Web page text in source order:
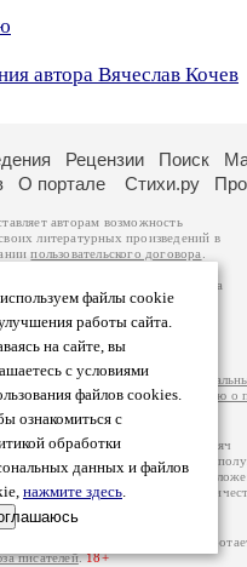
автора Вячеслав Кочев
файлы cookie
работы сайта.
на сайте, вы
с условиями
файлов cookies.
ознакомиться с
обработки
данных и файлов
нажмите здесь.
Рецензии Поиск
О портале Стихи.ру
авторам возможность
литературных произведений в
пользовательского договора
принадлежат авторам
произведений возможна
к которому вы можете
странице. Ответственность за
несут самостоятельно на
изаконодательства
Политики обработки
более подробнуюинформацию о
Проза.ру – порядка 100 тысяч
сумме просматривают более
посещаемости, который
графе указано по две цифры:
посетителей.
авторам, 2000-2026. Портал
писателей.18+